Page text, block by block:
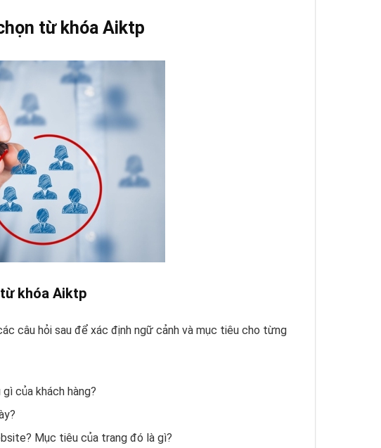
từ khóa Aiktp
khóa Aiktp
câu hỏi sau để xác định ngữ cảnh và mục tiêu cho từng
của khách hàng?
Mục tiêu của trang đó là gì?